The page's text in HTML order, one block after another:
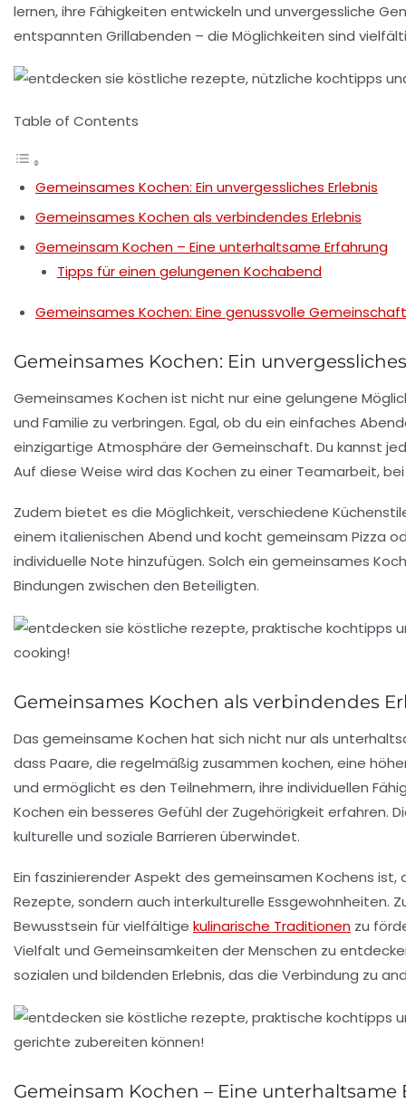
lernen, ihre Fähigkeiten entwickeln und unvergessliche
entspannten Grillabenden – die Möglichkeiten sind
Table of Contents
Gemeinsames Kochen: Ein unvergessliches Erlebnis
Gemeinsames Kochen als verbindendes Erlebnis
Gemeinsam Kochen – Eine unterhaltsame Erfahrung
Tipps für einen gelungenen Kochabend
Gemeinsames Kochen: Eine genussvolle
Gemeinsames Kochen: Ein
Gemeinsames Kochen ist nicht nur eine gelungene
und Familie zu verbringen. Egal, ob du ein einfaches
einzigartige Atmosphäre derGemeinschaft. Du kannst
Auf diese Weise wird das Kochen zu einer Teamarbeit,
Zudem bietet es die Möglichkeit, verschiedene
einem italienischen Abend und kocht gemeinsam Pizza
individuelle Note hinzufügen. Solch ein gemeinsames
Bindungen zwischen den Beteiligten.
Gemeinsames Kochen als verbindendes
Das gemeinsame Kochen hat sich nicht nur als
dass Paare, die regelmäßig zusammen kochen, eine
und ermöglicht es den Teilnehmern, ihre individuellen
Kochen ein besseres Gefühl der Zugehörigkeit erfahren.
kulturelle und soziale Barrieren überwindet.
Ein faszinierender Aspekt des gemeinsamen Kochens
Rezepte, sondern auch interkulturelle Essgewohnheiten.
Bewusstsein fürvielfältige kulinarische Traditionen zu
Vielfalt und Gemeinsamkeiten der Menschen zu
sozialen und bildenden Erlebnis, das die Verbindung zu
Gemeinsam Kochen – Eine unterhaltsame